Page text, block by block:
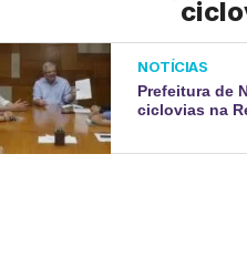
NOTÍCIAS
Prefeitura de
ciclovias na